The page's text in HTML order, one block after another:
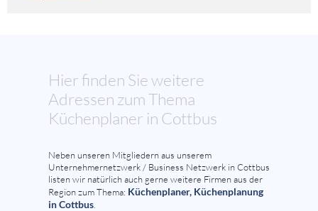
Hier finden Sie weitere
Adressen zum Thema
Küchenplaner in Cottbus
Neben unseren Mitgliedern aus unserem
Unternehmernetzwerk / Business Netzwerk in Cottbus
listen wir natürlich auch gerne weitere Firmen aus der
Region zum Thema: Küchenplaner, Küchenplanung
in Cottbus